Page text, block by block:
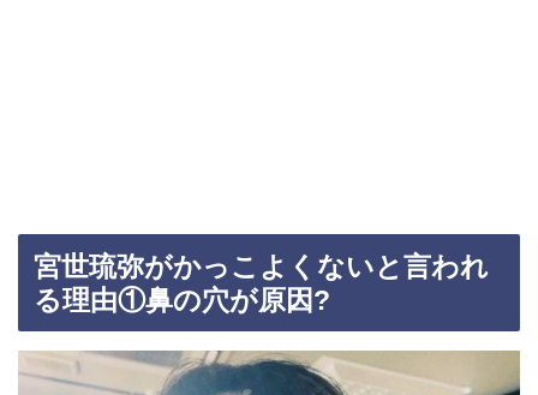
宮世琉弥がかっこよくないと言われ
る理由①鼻の穴が原因?